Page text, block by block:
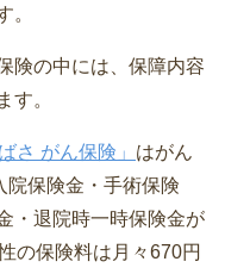
。
険の中には、保障内容
す。
さ がん保険」 はがん
院保険金・手術保険
・退院時一時保険金が
の保険料は月々670円